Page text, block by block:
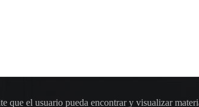
que el usuario pueda encontrar y visualizar